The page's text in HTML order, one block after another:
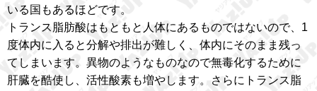
いる国もあるほどです。
トランス脂肪酸はもともと人体にあるものではないので、1
度体内に入ると分解や排出が難しく、体内にそのまま残っ
てしまいます。異物のようなものなので無毒化するために
肝臓を酷使し、活性酸素も増やします。さらにトランス脂